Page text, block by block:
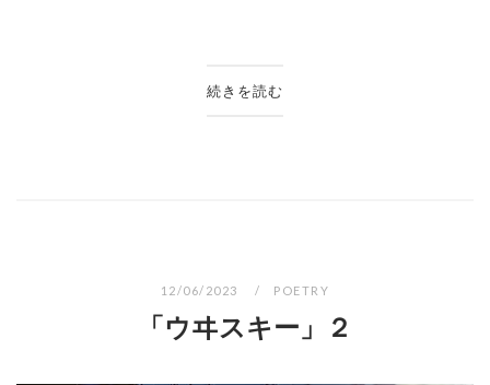
続きを読む
12/06/2023 POETRY
「ウヰスキー」２